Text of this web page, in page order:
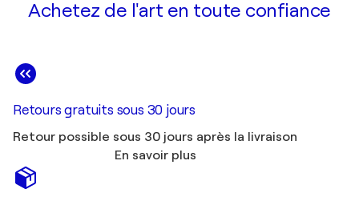
Achetez de l'art en toute confiance
Retours gratuits sous 30 jours
Retour possible sous 30 jours après la livraison
En savoir plus